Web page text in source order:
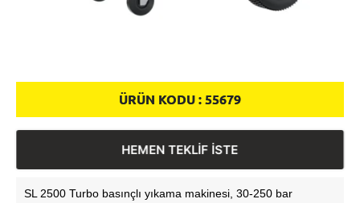
ÜRÜN KODU :55679
HEMEN TEKLİF İSTE
SL 2500 Turbo basınçlı yıkama makinesi, 30-250 bar